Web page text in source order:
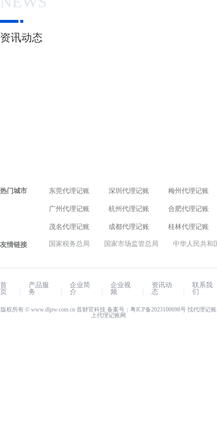
资讯动态
热门城市 东莞代理记账 深圳代理记账 梅州代理记账
广州代理记账 杭州代理记账 合肥代理记账
茂名代理记账 成都代理记账 桂林代理记账
友情链接 国家税务总局 国家市场监管总局 中华人民共和
首
页
产品服
务
企业简
介
企业视
频
资讯动
态
联系我
们
版权所有 © www.dljzw.com.cn 首财官科技 备案号： 粤ICP备2023100698号 找代理记账
上代理记账网